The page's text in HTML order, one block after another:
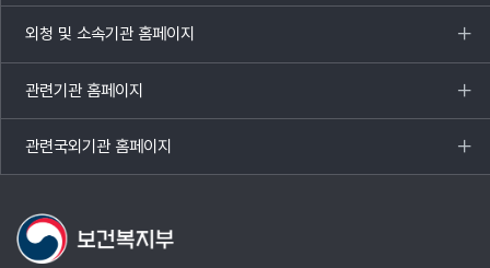
열기
외청 및 소속기관 홈페이지
목록
열기
관련기관 홈페이지
목록
열기
관련국외기관 홈페이지
목록
열기